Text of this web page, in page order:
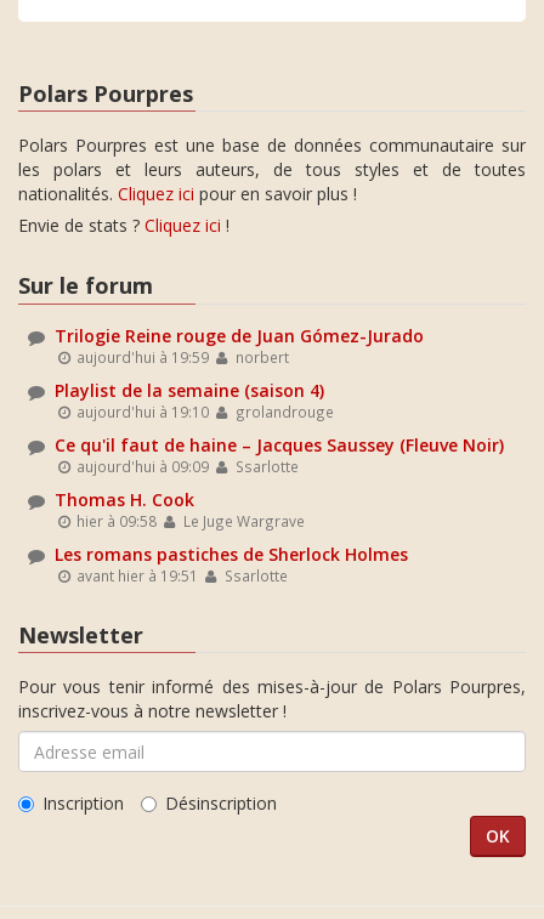
Polars Pourpres
Polars Pourpres est une base de données communautaire sur
les polars et leurs auteurs, de tous styles et de toutes
nationalités. Cliquez ici pour en savoir plus !
Envie de stats ? Cliquez ici !
Sur le forum
Trilogie Reine rouge de Juan Gómez-Jurado
aujourd'hui à 19:59 norbert
Playlist de la semaine (saison 4)
aujourd'hui à 19:10 grolandrouge
Ce qu'il faut de haine – Jacques Saussey (Fleuve Noir)
aujourd'hui à 09:09 Ssarlotte
Thomas H. Cook
hier à 09:58 Le Juge Wargrave
Les romans pastiches de Sherlock Holmes
avant hier à 19:51 Ssarlotte
Newsletter
Pour vous tenir informé des mises-à-jour de Polars Pourpres,
inscrivez-vous à notre newsletter !
Inscription Désinscription